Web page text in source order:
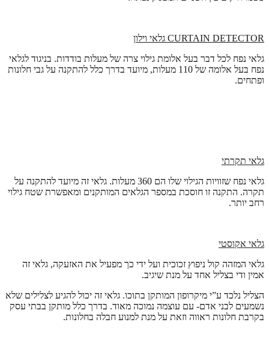
CURTAIN DETECTOR גלאי וילון
גלאי נפח לכל דבר בעל אלומת גילוי צרה של מעלות בודדות. בניגוד לגלאי
נפח בעל אלומה של 110 מעלות, מיועד בדרך כלל להתקנה על גבי חלונות
ופתחים.
גלאי תקרתי
גלאי נפח שזוויות הגילוי שלו הם 360 מעלות. גלאי זה מיועד להתקנה על
תקרה. התקנה זו חוסכת במספר הגלאים המותקנים ומאפשרת שטח גילוי
רחב יותר.
גלאי אקוסטי
גלאי המזהה קול ניפוץ זכוכית ועל ידי כך מפעיל את האזעקה, גלאי זה
אמין ודי בצליל אחד על מנת שיגיב.
הצליל נלכד ע”י מיקרופון המותקן בתוכו. גלאי זה יכול להגיע לצלילים שלא
נשמעים לבני אדם- עם עוצמה נמוכה מאוד. בדרך כלל מותקן בבתי עסק
בקרבת חלונות ראווה וזאת על מנת למנוע חבלה בחלונות.